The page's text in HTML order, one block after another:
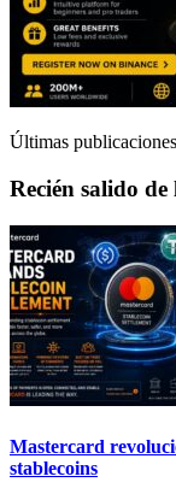
Últimas publicaciones
Recién salido
Mastercard
stablecoins